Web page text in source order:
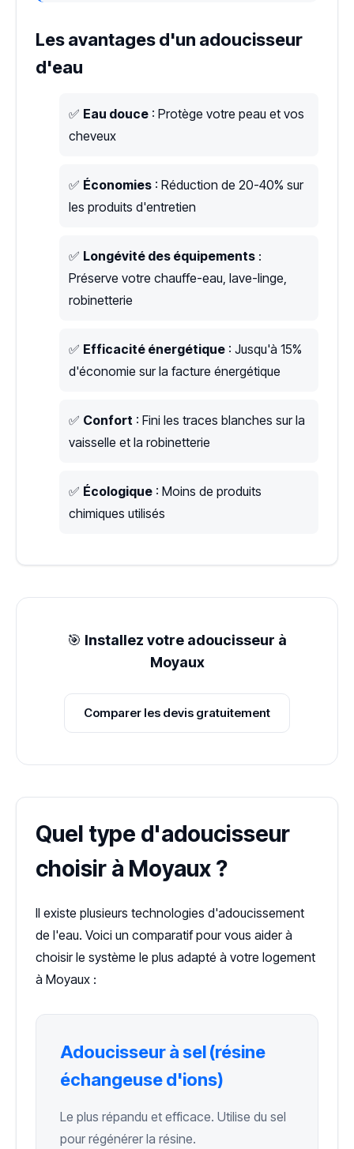
Les avantages d'un adoucisseur
d'eau
✅ Eau douce : Protège votre peau et vos
cheveux
✅ Économies : Réduction de 20-40% sur
les produits d'entretien
✅ Longévité des équipements :
Préserve votre chauffe-eau, lave-linge,
robinetterie
✅ Efficacité énergétique : Jusqu'à 15%
d'économie sur la facture énergétique
✅ Confort : Fini les traces blanches sur la
vaisselle et la robinetterie
✅ Écologique : Moins de produits
chimiques utilisés
🎯 Installez votre adoucisseur à
Moyaux
Comparer les devis gratuitement
Quel type d'adoucisseur
choisir à Moyaux ?
Il existe plusieurs technologies d'adoucissement
de l'eau. Voici un comparatif pour vous aider à
choisir le système le plus adapté à votre logement
à Moyaux :
Adoucisseur à sel (résine
échangeuse d'ions)
Le plus répandu et efficace. Utilise du sel
pour régénérer la résine.